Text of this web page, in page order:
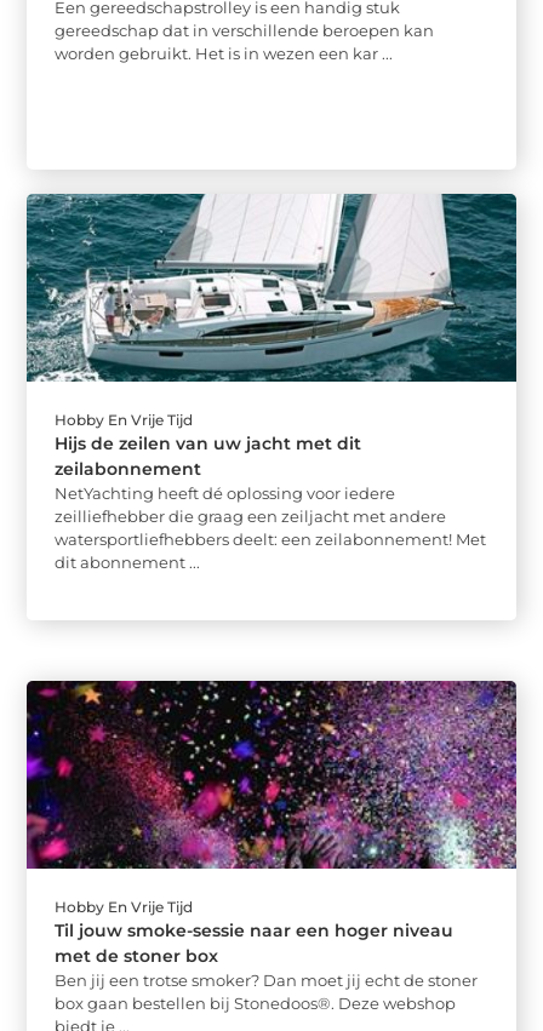
Een gereedschapstrolley is een handig stuk
gereedschap dat in verschillende beroepen kan
worden gebruikt. Het is in wezen een kar ...
Hobby En Vrije Tijd
Hijs de zeilen van uw jacht met dit
zeilabonnement
NetYachting heeft dé oplossing voor iedere
zeilliefhebber die graag een zeiljacht met andere
watersportliefhebbers deelt: een zeilabonnement! Met
dit abonnement ...
Hobby En Vrije Tijd
Til jouw smoke-sessie naar een hoger niveau
met de stoner box
Ben jij een trotse smoker? Dan moet jij echt de stoner
box gaan bestellen bij Stonedoos®. Deze webshop
biedt je ...